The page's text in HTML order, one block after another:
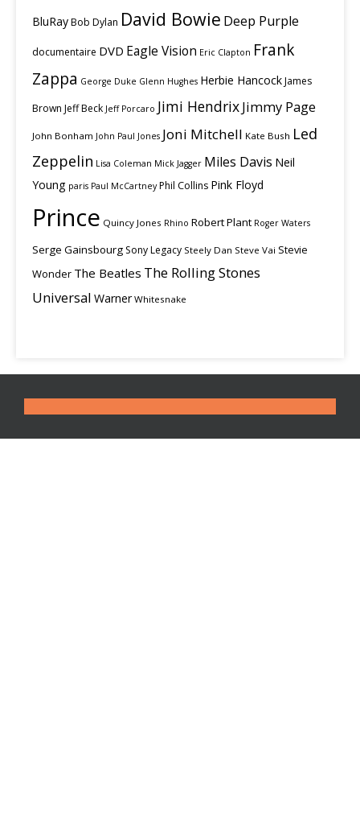
BluRayBob Dylan David Bowie Deep Purple
documentaire DVD Eagle Vision Eric Clapton Frank
Zappa George Duke Glenn Hughes Herbie HancockJames
Brown Jeff Beck Jeff Porcaro Jimi HendrixJimmy Page
John Bonham John Paul Jones Joni Mitchell Kate Bush Led
Zeppelin Lisa Coleman Mick Jagger Miles Davis Neil
Young paris Paul McCartney Phil Collins Pink Floyd
Prince Quincy Jones Rhino Robert Plant Roger Waters
Serge Gainsbourg Sony Legacy Steely Dan Steve Vai Stevie
Wonder The Beatles The Rolling Stones
Universal Warner Whitesnake